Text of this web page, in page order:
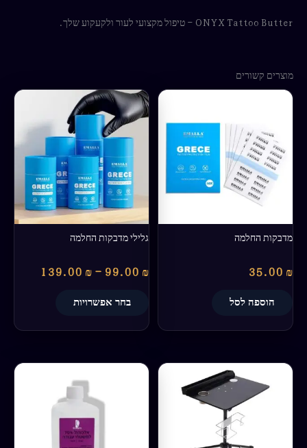
ONYX Tattoo Butter – טיפול מקצועי לעור ולקעקוע שלך.
מוצרים קשורים
מדבקות החלמה
35.00 ₪
הוספה לסל
גלילי מדבקות החלמה
99.00 ₪
–
139.00 ₪
טווח
בחר אפשרויות
יש
מספר
סוגים.
ניתן
לבחור
את
האפשרויות